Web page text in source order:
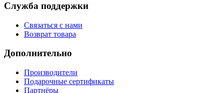
Служба поддержки
Связаться с нами
Возврат товара
Дополнительно
Производители
Подарочные сертификаты
Партнёры